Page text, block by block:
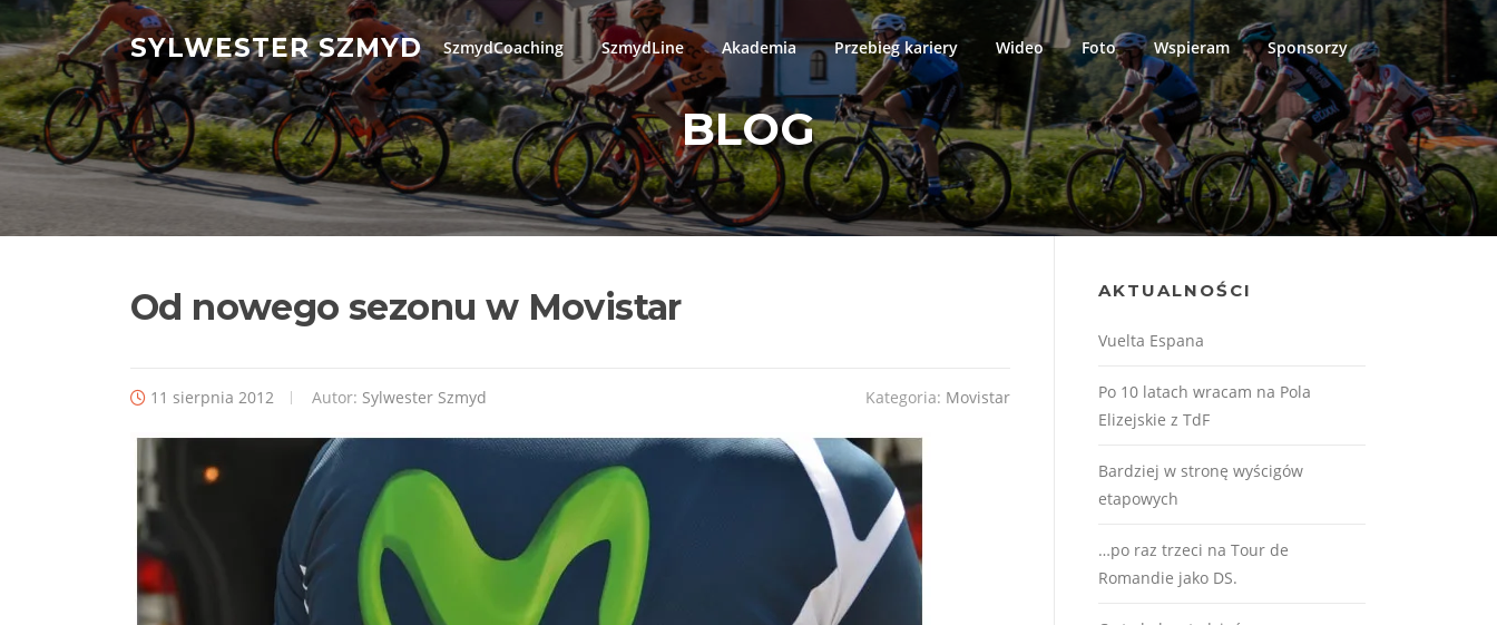
Przejdź
do
treści
SYLWESTER SZMYD SzmydCoaching SzmydLine Akademia Przebieg kariery Wideo Foto Wspieram Sponsorzy
BLOG
Od nowego sezonu w Movistar
11 sierpnia 2012 Autor: Sylwester Szmyd Kategoria: Movistar
AKTUALNOŚCI
Vuelta Espana
Po 10 latach wracam na Pola
Elizejskie z TdF
Bardziej w stronę wyścigów
etapowych
…po raz trzeci na Tour de
Romandie jako DS.